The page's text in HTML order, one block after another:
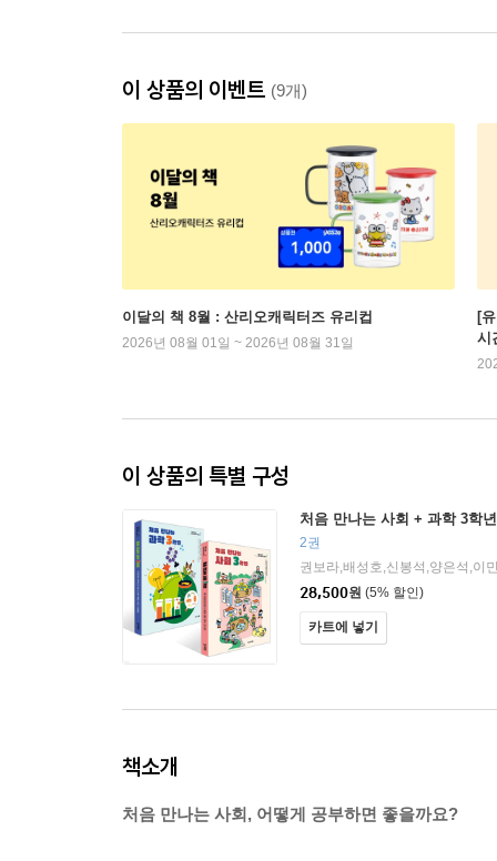
이 상품의 이벤트 (9개)
이달의 책 8월 : 산리오캐릭터즈 유리컵
2026년 08월 01일 ~ 2026년 08월 31일
[
시
이 상품의 특별 구성
처음 만나는 사회 + 과학 3학
2권
28,500원 (5% 할인)
카트에 넣기
책소개
처음 만나는 사회, 어떻게 공부하면 좋을까요?